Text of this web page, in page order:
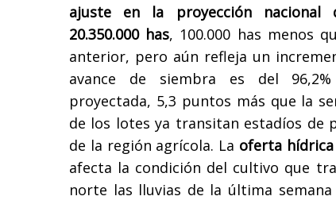
ajuste en la proyección nacional
20.350.000 has, 100.000 has menos
anterior, pero aún refleja un
avance de siembra es del
proyectada, 5,3 puntos más que la
de los lotes ya transitan estadíos de
de la región agrícola. La oferta hídrica
afecta la condición del cultivo que
norte las lluvias de la última